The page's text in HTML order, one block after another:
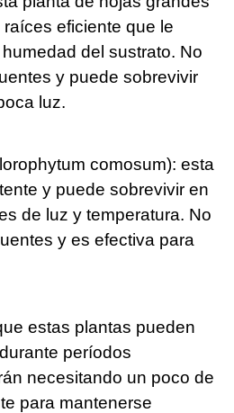
eficiente que le
del sustrato. No
y puede sobrevivir
luz.
comosum): esta
y puede sobrevivir en
de luz y temperatura. No
y es efectiva para
estas plantas pueden
períodos
necesitando un poco de
para mantenerse